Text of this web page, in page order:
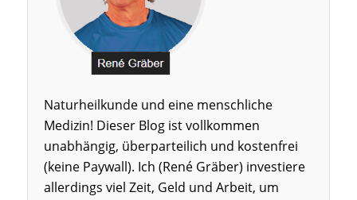
Naturheilkunde und eine menschliche
Medizin! Dieser Blog ist vollkommen
unabhängig, überparteilich und kostenfrei
(keine Paywall). Ich (René Gräber) investiere
allerdings viel Zeit, Geld und Arbeit, um